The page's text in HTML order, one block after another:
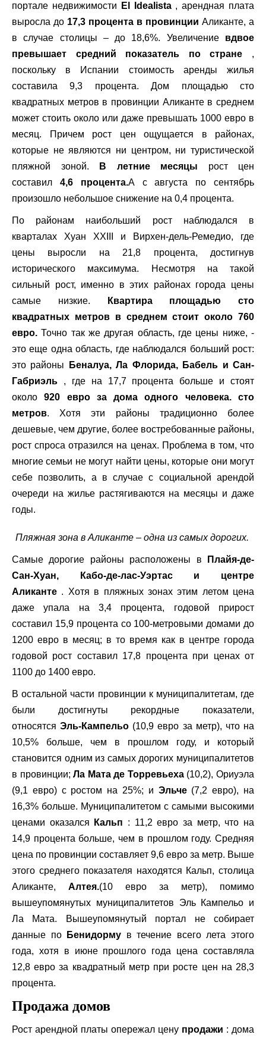
портале недвижимости
El Idealista, арендная плата
выросла до 17,3 процента в провинции Аликанте, а
в случае столицы – до 18,6%. Увеличение вдвое
превышает средний показатель по стране ,
поскольку в Испании стоимость аренды жилья
составила 9,3 процента. Дом площадью сто
квадратных метров в провинции Аликанте в среднем
может стоить около или даже превышать 1000 евро в
месяц. Причем рост цен ощущается в районах,
которые не являются ни центром, ни туристической
пляжной зоной.
В летние месяцы рост цен
составил 4,6 процента.А с августа по сентябрь
произошло небольшое снижение на 0,4 процента.
По районам наибольший рост наблюдался в
кварталах Хуан XXIII и Вирхен-дель-Ремедио, где
цены выросли на 21,8 процента, достигнув
исторического максимума. Несмотря на такой
сильный рост, именно в этих районах города цены
самые низкие.
Квартира площадью сто
квадратных метров в среднем стоит около 760
евро.Точно так же другая область, где цены ниже, -
это еще одна область, где наблюдался больший рост:
это районы
Беналуа, Ла Флорида, Бабель и Сан-
Габриэль , где на 17,7 процента больше и стоят
около920 евро за дома одного человека. сто
метров. Хотя эти районы традиционно более
дешевые, чем другие, более востребованные районы,
рост спроса отразился на ценах. Проблема в том, что
многие семьи не могут найти цены, которые они могут
себе позволить, а в случае с социальной арендой
очереди на жилье растягиваются на месяцы и даже
годы.
Пляжная зона в Аликанте – одна из самых дорогих.
Самые дорогие районы расположены в
Плайя-де-
Сан-Хуан, Кабо-де-лас-Уэртас и центре
Аликанте . Хотя в пляжных зонах этим летом цена
даже упала на 3,4 процента, годовой прирост
составил 15,9 процента со 100-метровыми домами до
1200 евро в месяц; в то время как в центре города
годовой рост составил 17,8 процента при ценах от
1100 до 1400 евро.
В остальной части провинции к муниципалитетам, где
были достигнуты рекордные показатели,
относятсяЭль-Кампельо (10,9 евро за метр), что на
10,5% больше, чем в прошлом году, и который
становится одним из самых дорогих муниципалитетов
в провинции;Ла Мата де Торревьеха(10,2), Ориуэла
(9,1 евро) с ростом на 25%; и Эльче(7,2 евро), на
16,3% больше. Муниципалитетом с самыми высокими
ценами оказался
Кальп : 11,2 евро за метр, что на
14,9 процента больше, чем в прошлом году. Средняя
цена по провинции составляет 9,6 евро за метр. Выше
этого среднего показателя находятся Кальп, столица
Аликанте, Алтея.(10 евро за метр), помимо
вышеупомянутых муниципалитетов Эль Кампельо и
Ла Мата. Вышеупомянутый портал не собирает
данные по
Бенидорму в течение всего лета этого
года, хотя в июне прошлого года цена составляла
12,8 евро за квадратный метр при росте цен на 28,3
процента.
Продажа домов
Рост арендной платы опережал цену продажи : дома